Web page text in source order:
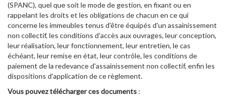
(SPANC), quel que soit le mode de gestion, en fixant ou en
rappelant les droits et les obligations de chacun en ce qui
concerne les immeubles tenus d'être équipés d'un assainissement
non collectif, les conditions d'accès aux ouvrages, leur conception,
leur réalisation, leur fonctionnement, leur entretien, le cas
échéant, leur remise en état, leur contrôle, les conditions de
paiement de la redevance d'assainissement non collectif, enfin les
dispositions d'application de ce règlement.
Vous pouvez télécharger ces documents :